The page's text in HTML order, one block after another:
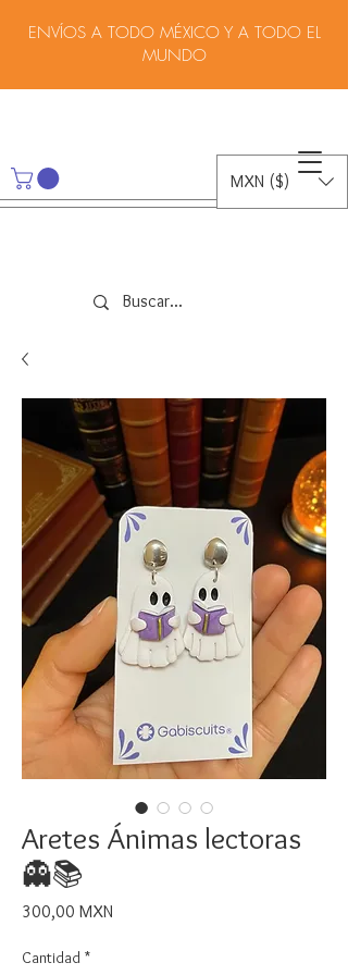
ENVÍOS A TODO MÉXICO Y A TODO EL
MUNDO
MXN ($)
Aretes Ánimas lectoras
👻📚
300,00 MXN
Cantidad *